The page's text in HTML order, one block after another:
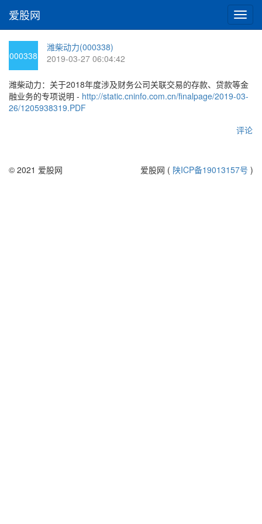
切
换
爱股网
000338
潍柴动力(000338)
2019-03-27 06:04:42
潍柴动力：关于2018年度涉及财务公司关联交易的存款、贷款等金
融业务的专项说明 - http://static.cninfo.com.cn/finalpage/2019-03-
26/1205938319.PDF
评论
© 2021 爱股网 爱股网 ( 陕ICP备19013157号 )